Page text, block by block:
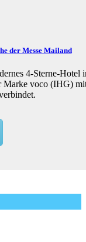
der Messe Mailand
4-Sterne-Hotel
Marke voco (IHG)